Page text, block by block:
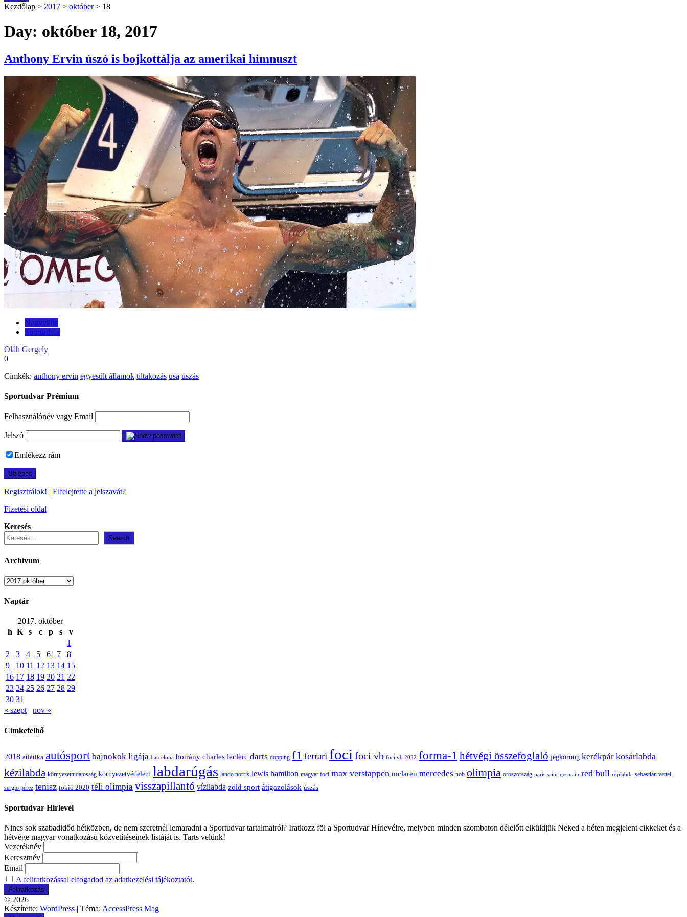
Kezdőlap > 2017 > október > 18
Day: október 18, 2017
Anthony Ervin úszó is bojkottálja az amerikai himnuszt
Nagyvilág
Sportudvar
Oláh Gergely
0
Címkék: anthony ervin egyesült államok tiltakozás usa úszás
Sportudvar Prémium
Felhasználónév vagy Email
Jelszó
Emlékezz rám
Regisztrálok! | Elfelejtette a jelszavát?
Fizetési oldal
Keresés
Search
Archívum
Archívum
Naptár
2017. október
h K s c p s
v
1
2
3 4 5 6 7
8
9
10 11 12 13 14 15
16 17 18 19 20 21 22
23 24 25 26 27 28 29
30 31
« szept
nov »
Címkefelhő
2018 atlétika autósport bajnokok ligája barcelona botrány charles leclerc darts dopping f1 ferrari foci foci vb foci vb 2022 forma-1 hétvégi összefoglaló jégkorong kerékpár kosárlabda
kézilabda környezettudatosság környezetvédelem labdarúgás lando norris lewis hamilton magyar foci max verstappen mclaren mercedes nob olimpia oroszország paris saint-germain red bull röplabda sebastian vettel
sergio pérez tenisz tokió 2020 téli olimpia visszapillantó vízilabda zöld sport átigazolások úszás
Sportudvar Hírlevél
Nincs sok szabadidőd hétközben, de nem szeretnél lemaradni a Sportudvar tartalmairól? Iratkozz föl a Sportudvar Hírlevélre, melyben minden szombaton délelőtt elküldjük Neked a héten megjelent cikkeket és a
hétvége magyar vonatkozású közvetítéseinek listáját is. Tarts velünk!
Vezetéknév
Keresztnév
Email
A feliratkozással elfogadod az adatkezelési tájékoztatót.
© 2026
Készítette: WordPress | Téma: AccessPress Mag